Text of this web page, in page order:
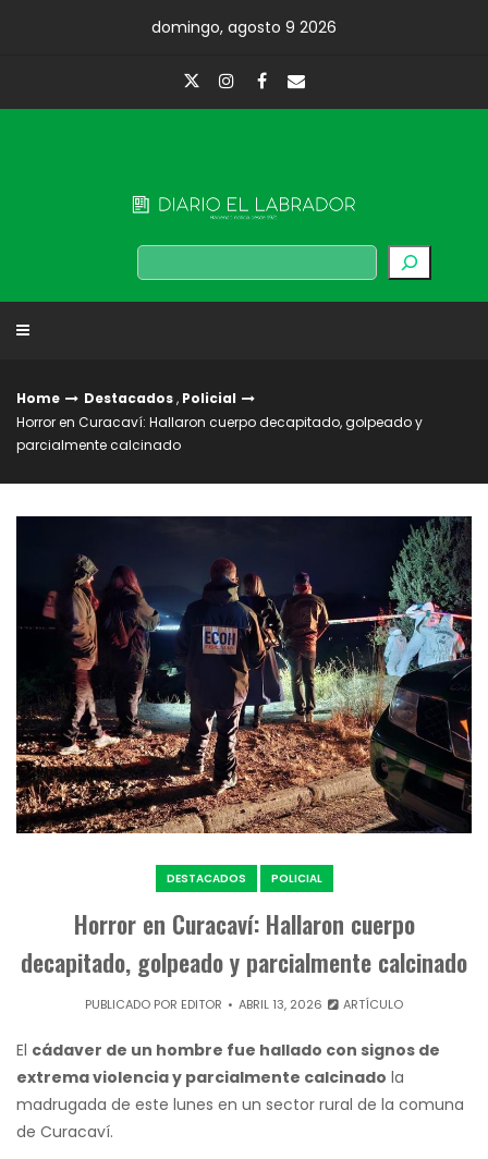
domingo, agosto 9 2026
Buscar
Home Destacados, Policial
Horror en Curacaví: Hallaron cuerpo decapitado, golpeado y
parcialmente calcinado
DESTACADOS POLICIAL
Horror en Curacaví: Hallaron cuerpo
decapitado, golpeado y parcialmente calcinado
PUBLICADO POR EDITOR ABRIL 13, 2026 ARTÍCULO
El cádaver de un hombre fue hallado con signos de
extrema violencia y parcialmente calcinado la
madrugada de este lunes en un sector rural de la comuna
de Curacaví.